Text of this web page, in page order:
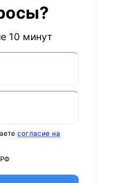
10 минут
согласие на